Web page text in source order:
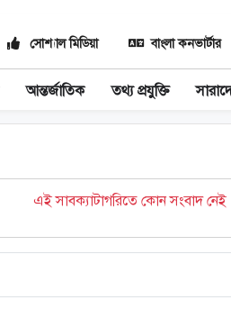
সোশ্যাল মিডিয়া বাংলা কনভার্টার
আন্তর্জাতিক তথ্য প্রযুক্তি
এই সাবক্যাটাগরিতে কোন সংবাদ নেই